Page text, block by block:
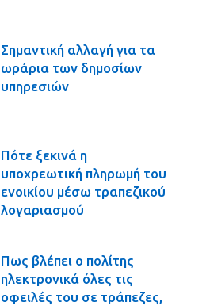
Σημαντική αλλαγή για τα
ωράρια των δημοσίων
υπηρεσιών
Πότε ξεκινά η
υποχρεωτική πληρωμή του
ενοικίου μέσω τραπεζικού
λογαριασμού
Πως βλέπει ο πολίτης
ηλεκτρονικά όλες τις
οφειλές του σε τράπεζες,